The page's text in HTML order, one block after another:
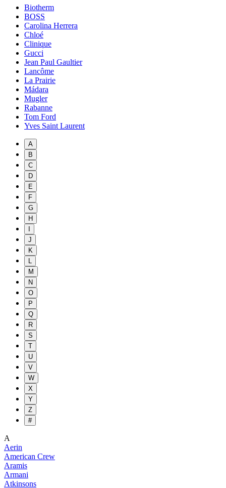
Biotherm
BOSS
Carolina Herrera
Chloé
Clinique
Gucci
Jean Paul Gaultier
Lancôme
La Prairie
Mádara
Mugler
Rabanne
Tom Ford
Yves Saint Laurent
A
B
C
D
E
F
G
H
J
K
L
M
N
O
P
Q
R
S
T
U
V
W
X
Y
Z
#
A
Aerin
American Crew
Aramis
Armani
Atkinsons